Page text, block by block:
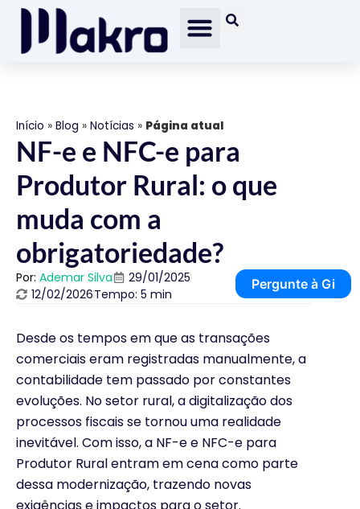
Início » Blog » Notícias » Página atual
NF-e e NFC-e para
Produtor Rural: o que
muda com a
obrigatoriedade?
Por: Ademar Silva
29/01/2025
12/02/2026Tempo: 5 min
Pergunte à Gi
Desde os tempos em que as transações
comerciais eram registradas manualmente, a
contabilidade tem passado por constantes
evoluções. No setor rural, a digitalização dos
processos fiscais se tornou uma realidade
inevitável. Com isso, a NF-e e NFC-e para
Produtor Rural entram em cena como parte
dessa modernização, trazendo novas
exigências e impactos para o setor.